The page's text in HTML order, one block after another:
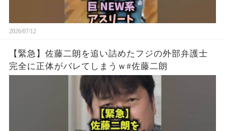
2026/07/12
【緊急】佐藤二朗を追い詰めたフジの外部弁護士
完全に正体がバレてしまうｗ#佐藤二朗